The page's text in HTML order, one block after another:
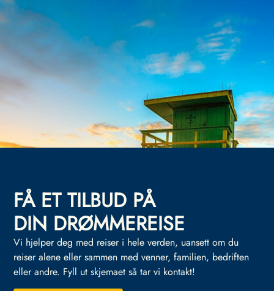
FÅ ET TILBUD PÅ
DIN DRØMMEREISE
Vi hjelper deg med reiser i hele verden, uansett om du
reiser alene eller sammen med venner, familien, bedriften
eller andre. Fyll ut skjemaet så tar vi kontakt!